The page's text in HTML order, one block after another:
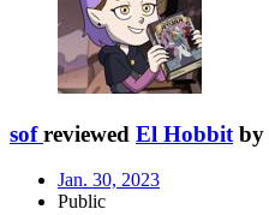
sof reviewed El Hobbit by
Jan. 30, 2023
Public